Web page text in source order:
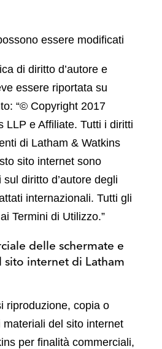
essere modificati
di diritto d’autore e
essere riportata su
“© Copyright 2017
LLP e Affiliate. Tutti i diritti
di Latham & Watkins
sito internet sono
diritto d’autore degli
internazionali. Tutti gli
Termini di Utilizzo.”
delle schermate e
internet di Latham
riproduzione, copia o
del sito internet
per finalità commerciali,